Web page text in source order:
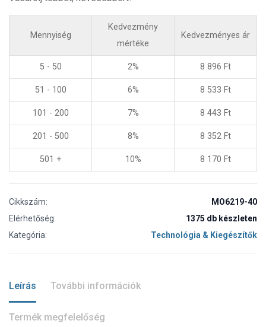
Mennyiség
Kedvezmény
mértéke
Kedvezményes ár
5 - 50 2% 8 896 Ft
51 - 100 6% 8 533 Ft
101 - 200 7% 8 443 Ft
201 - 500 8% 8 352 Ft
501 + 10% 8 170 Ft
Cikkszám:
MO6219-40
Elérhetőség:
1375 db készleten
Kategória:
Technológia & Kiegészítők
Leírás További információk
Termék megfelelőség